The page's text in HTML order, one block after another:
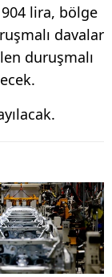
lira, bölge
davalar
duruşmalı